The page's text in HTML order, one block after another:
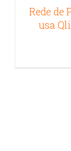
Rede de
usa